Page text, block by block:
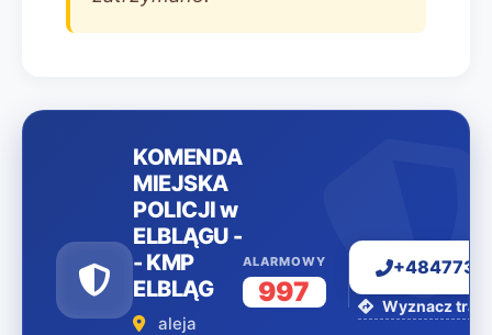
KOMENDA
MIEJSKA
POLICJI w
ELBLĄGU -
- KMP
ELBLĄG
aleja
ALARMOWY
997 Wyznacz